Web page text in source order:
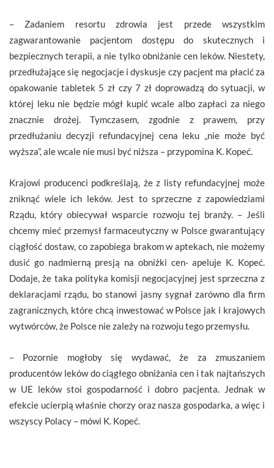
– Zadaniem resortu zdrowia jest przede wszystkim
zagwarantowanie pacjentom dostępu do skutecznych i
bezpiecznych terapii, a nie tylko obniżanie cen leków. Niestety,
przedłużające się negocjacje i dyskusje czy pacjent ma płacić za
opakowanie tabletek 5 zł czy 7 zł doprowadzą do sytuacji, w
której leku nie będzie mógł kupić wcale albo zapłaci za niego
znacznie drożej. Tymczasem, zgodnie z prawem, przy
przedłużaniu decyzji refundacyjnej cena leku „nie może być
wyższa”, ale wcale nie musi być niższa – przypomina K. Kopeć.
Krajowi producenci podkreślają, że z listy refundacyjnej może
zniknąć wiele ich leków. Jest to sprzeczne z zapowiedziami
Rządu, który obiecywał wsparcie rozwoju tej branży. – Jeśli
chcemy mieć przemysł farmaceutyczny w Polsce gwarantujący
ciągłość dostaw, co zapobiega brakom w aptekach, nie możemy
dusić go nadmierną presją na obniżki cen- apeluje K. Kopeć.
Dodaje, że taka polityka komisji negocjacyjnej jest sprzeczna z
deklaracjami rządu, bo stanowi jasny sygnał zarówno dla firm
zagranicznych, które chcą inwestować w Polsce jak i krajowych
wytwórców, że Polsce nie zależy na rozwoju tego przemysłu.
– Pozornie mogłoby się wydawać, że za zmuszaniem
producentów leków do ciągłego obniżania cen i tak najtańszych
w UE leków stoi gospodarność i dobro pacjenta. Jednak w
efekcie ucierpią właśnie chorzy oraz nasza gospodarka, a więc i
wszyscy Polacy – mówi K. Kopeć.